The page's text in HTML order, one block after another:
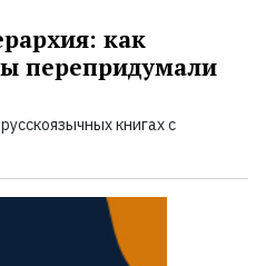
как
перепридумали
книгах с